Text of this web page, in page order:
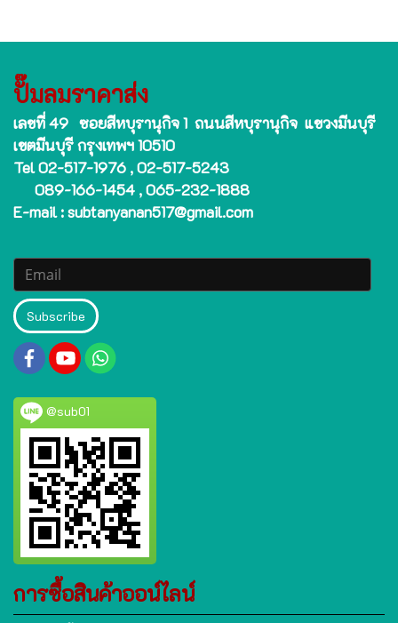
ปั๊มลมราคาส่ง
เลขที่ 49 ซอยสีหบุรานุกิจ 1 ถนนสีหบุรานุกิจ แขวงมีนบุรี
เขตมีนบุรี กรุงเทพฯ 10510
Tel 02-517-1976 , 02-517-5243
089-166-1454 , 065-232-1888
E-mail : subtanyanan517@gmail.com
Subscribe
@sub01
การซื้อสินค้าออน์ไลน์